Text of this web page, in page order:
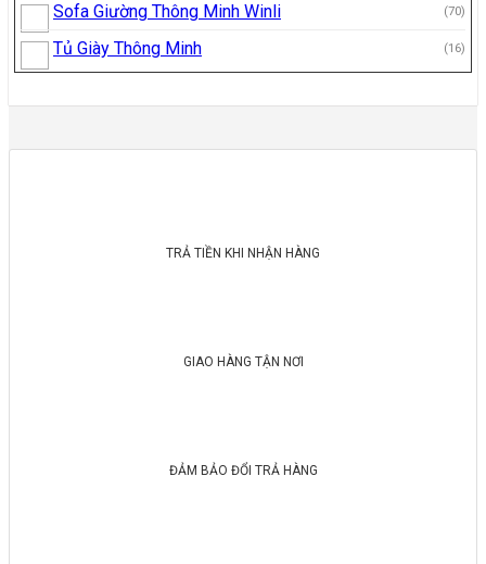
Sofa Giường Thông Minh Winli (70)
Tủ Giày Thông Minh (16)
TRẢ TIỀN KHI NHẬN HÀNG
GIAO HÀNG TẬN NƠI
ĐẢM BẢO ĐỔI TRẢ HÀNG